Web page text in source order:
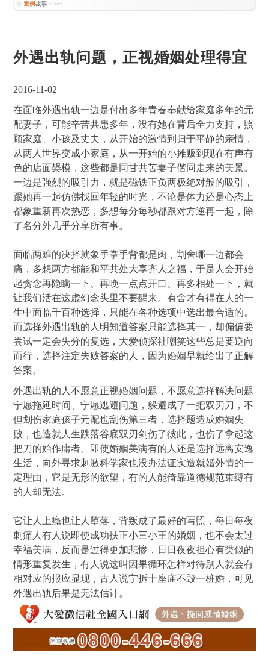
外遇出轨问题，正视婚姻处理得宜
2016-11-02
在面临外遇出轨一边是付出多年青春奉献给家庭多年的元
配妻子，可能辛苦共患多年，没有她在背后全力支持，照
顾家庭、小孩及丈夫，从开始的激情到归于平静的亲情，
从两人世界变成小家庭，从一开始的小摊贩到现在有声有
色的店面槼模，这些都是同甘共苦妻子偕同走来的美景。
一边是强烈的吸引力，就是磁铁正负两极绝对般的吸引，
跟她再一起仿佛找回年轻的时光，不论是体力还是心态上
都象重新再次热恋，多想每分每秒都跟对方逆再一起，除
了名分外几乎分享所有事。
面临两难的决择就象手掌手背都是肉，割舍哪一边都会
痛，多想两方都能和平共处大享齐人之福，于是人会开始
起贪念再隐瞒一下、再晚一点点开口、再多相处一下，就
让我们活在这虚幻念头里不要醒来。有舍才有得在人的一
生中面临千百种选择，只能在各种选项中选出最合适的。
而选择外遇出轨的人明知道答案只能选择其一，却偏偏要
尝试一定会失分的复选，大爱侦探社嘲笑这些总是要逆向
而行，选择注定失败答案的人，因为婚姻早就给出了正解
答案。
外遇出轨的人不愿意正视婚姻问题，不愿意选择解决问题
宁愿拖延时间、宁愿逃避问题，躲避成了一把双刃刀，不
但划伤家庭孩子元配也刮伤第三者，选择题造成婚姻失
败，也造就人生跌落谷底双刃剑伤了彼此，也伤了拿起这
把刀的始作庸者。即使婚姻美满有的人还是选择远离安逸
生活，向外寻求刺激科学家也没办法证实造就婚外情的一
定理由，它是无形的欲望，有的人能倚靠道德规范束缚有
的人却无法。
它让人上瘾也让人堕落，背叛成了最好的写照，每日每夜
刺痛人有人说即使成功扶正小三小王的婚姻，也不会太过
幸福美满，反而是过得更加悲惨，日日夜夜担心有类似的
情形重复发生，有人说这叫因果循环怎样对待别人就会有
相对应的报应显现，古人说宁拆十座庙不毁一桩婚，可见
外遇出轨后果是无法估计。